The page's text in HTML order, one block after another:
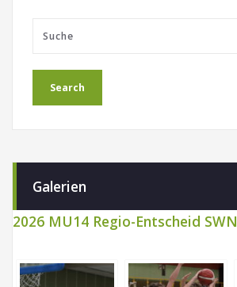
Galerien
2026 MU14 Regio-Entscheid SWN